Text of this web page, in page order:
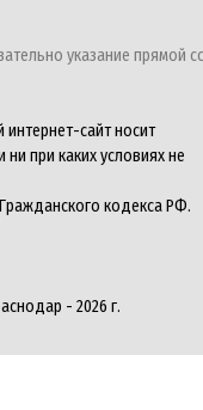
указание прямой
сайт носит
при каких условиях не
кодекса РФ.
- 2026 г.